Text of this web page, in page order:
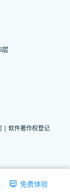
免费体验
层
| 软件著作权登记